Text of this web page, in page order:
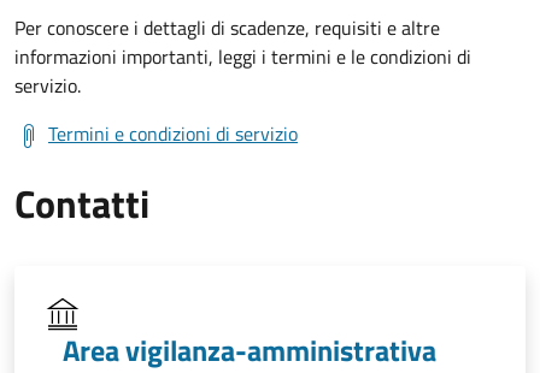
Per conoscere i dettagli di scadenze, requisiti e altre
informazioni importanti, leggi i termini e le condizioni di
servizio.
Termini e condizioni di servizio
Contatti
Area vigilanza-amministrativa